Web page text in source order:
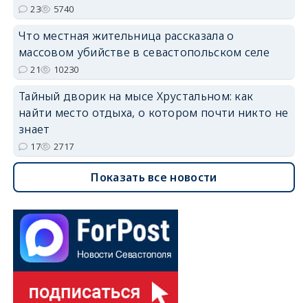
23 5740
Что местная жительница рассказала о
массовом убийстве в севастопольском селе
21 10230
Тайный дворик на мысе Хрустальном: как
найти место отдыха, о котором почти никто не
знает
17 2717
Показать все новости